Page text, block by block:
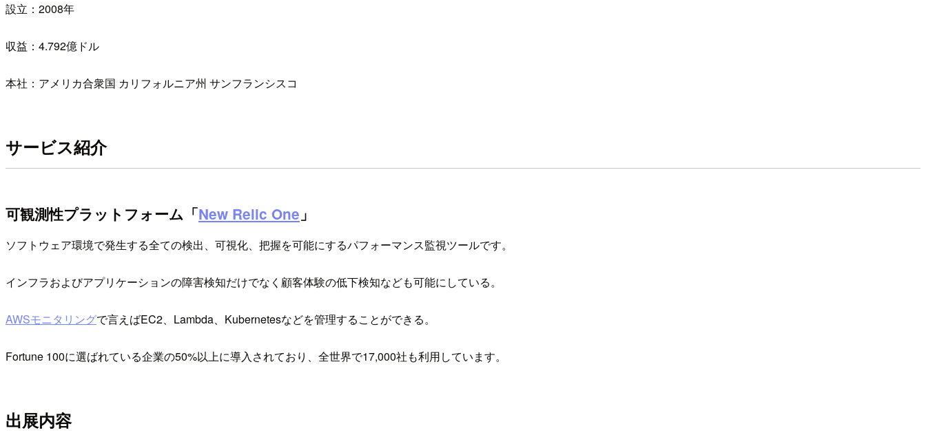
設立：2008年
収益：4.792億ドル
本社：アメリカ合衆国 カリフォルニア州 サンフランシスコ
サービス紹介
可観測性プラットフォーム「New Relic One 」
ソフトウェア環境で発生する全ての検出、可視化、把握を可能にするパフォーマンス監視ツールです。
インフラおよびアプリケーションの障害検知だけでなく顧客体験の低下検知なども可能にしている。
AWSモニタリングで言えばEC2、Lambda、Kubernetesなどを管理することができる。
Fortune 100に選ばれている企業の50%以上に導入されており、全世界で17,000社も利用しています。
出展内容